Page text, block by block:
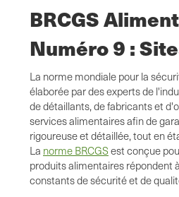
BRCGS
Numéro 9 :
La norme mondiale pour la
élaborée par des experts de
de détaillants, de fabricants et
services alimentaires afin de
rigoureuse et détaillée, tout en
La norme BRCGS est conçue
produits alimentaires répondent
constants de sécurité et de